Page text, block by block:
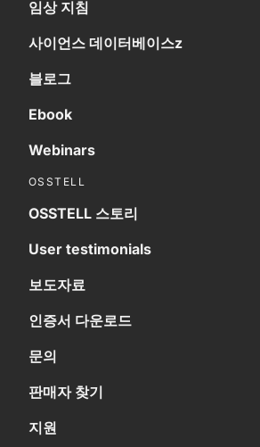
임상 지침
사이언스 데이터베이스z
블로그
Ebook
Webinars
OSSTELL
OSSTELL 스토리
User testimonials
보도자료
인증서 다운로드
문의
판매자 찾기
지원